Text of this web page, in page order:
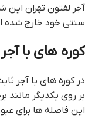
آجر لفتون تهران این
سنتی خود خارج شده
کوره های با
در کوره های با آجر
بر روی یکدیگر مانند
این فاصله ها برای